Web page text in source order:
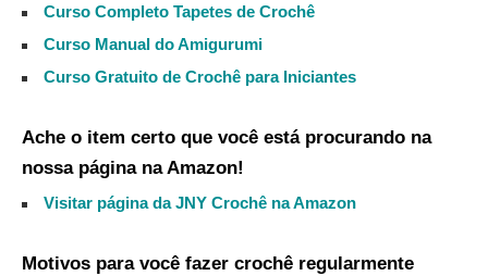
Curso Completo Tapetes de Crochê
Curso Manual do Amigurumi
Curso Gratuito de Crochê para Iniciantes
Ache o item certo que você está procurando na
nossa página na Amazon!
Visitar página da JNY Crochê na Amazon
Motivos para você fazer crochê regularmente